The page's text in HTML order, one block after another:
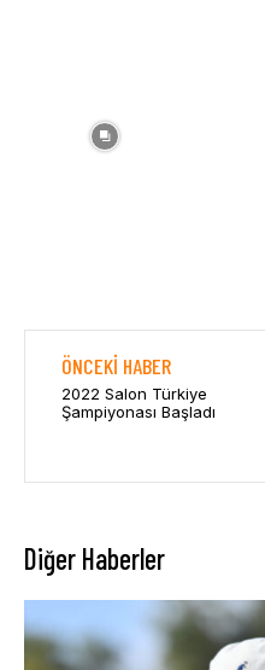
ÖNCEKI HABER
2022 Salon Türkiye
Şampiyonası Başladı
Diğer Haberler